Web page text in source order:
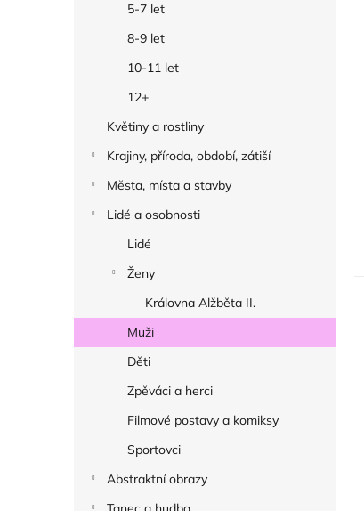
5-7 let
8-9 let
10-11 let
12+
Květiny a rostliny
Krajiny, příroda, období, zátiší
Města, místa a stavby
Lidé a osobnosti
Lidé
Ženy
Královna Alžběta II.
Muži
Děti
Zpěváci a herci
Filmové postavy a komiksy
Sportovci
Abstraktní obrazy